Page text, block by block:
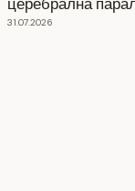
31.07.2026